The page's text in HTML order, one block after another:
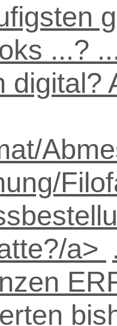
...?
digital?
a>